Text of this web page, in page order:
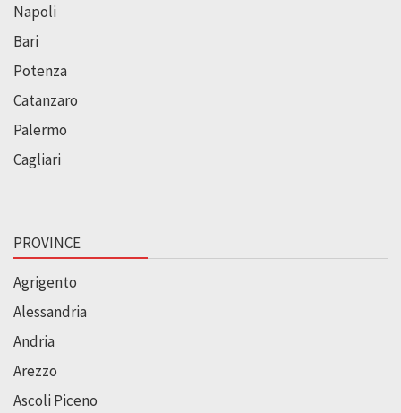
Napoli
Bari
Potenza
Catanzaro
Palermo
Cagliari
PROVINCE
Agrigento
Alessandria
Andria
Arezzo
Ascoli Piceno